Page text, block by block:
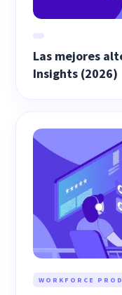
Las mejores
Insights (2026)
WORKFORCE